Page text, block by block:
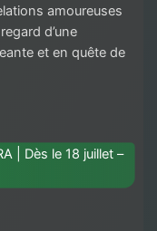
amoureuses
d’une
et en quête de
| Dès le 18 juillet –